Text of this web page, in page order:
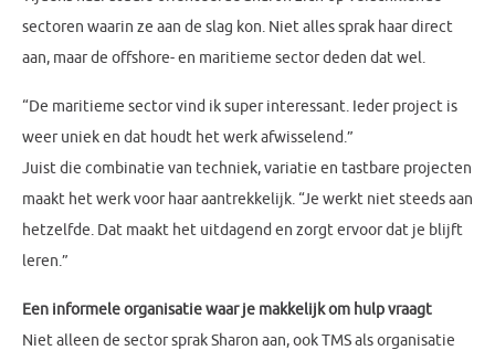
sectoren waarin ze aan de slag kon. Niet alles sprak haar direct
aan, maar de offshore- en maritieme sector deden dat wel.
“De maritieme sector vind ik super interessant. Ieder project is
weer uniek en dat houdt het werk afwisselend.”
Juist die combinatie van techniek, variatie en tastbare projecten
maakt het werk voor haar aantrekkelijk. “Je werkt niet steeds aan
hetzelfde. Dat maakt het uitdagend en zorgt ervoor dat je blijft
leren.”
Een informele organisatie waar je makkelijk om hulp vraagt
Niet alleen de sector sprak Sharon aan, ook TMS als organisatie